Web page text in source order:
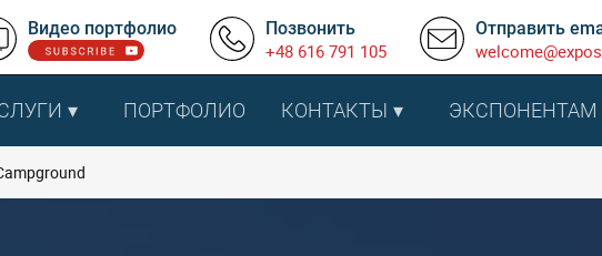
Видео портфолио Позвонить
+48 616 791 105
Отправить
ПОРТФОЛИО КОНТАКТЫ ЭКСПОНЕНТАМ